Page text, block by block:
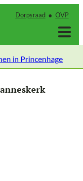
Dorpsraad OVP
in Princenhage